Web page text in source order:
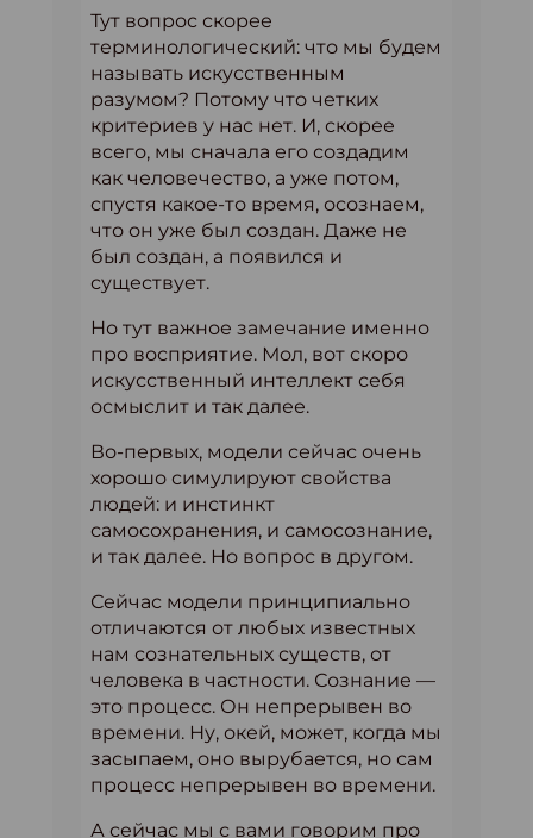
Тут вопрос скорее
терминологический: что мы будем
называть искусственным
разумом? Потому что четких
критериев у нас нет. И, скорее
всего, мы сначала его создадим
как человечество, а уже потом,
спустя какое-то время, осознаем,
что он уже был создан. Даже не
был создан, а появился и
существует.
Но тут важное замечание именно
про восприятие. Мол, вот скоро
искусственный интеллект себя
осмыслит и так далее.
Во-первых, модели сейчас очень
хорошо симулируют свойства
людей: и инстинкт
самосохранения, и самосознание,
и так далее. Но вопрос в другом.
Сейчас модели принципиально
отличаются от любых известных
нам сознательных существ, от
человека в частности. Сознание —
это процесс. Он непрерывен во
времени. Ну, окей, может, когда мы
засыпаем, оно вырубается, но сам
процесс непрерывен во времени.
А сейчас мы с вами говорим про